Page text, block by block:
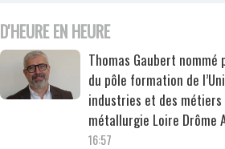
D'HEURE EN HEURE
Thomas Gaubert nommé
du pôle formation de
industries et des métiers
métallurgie Loire Drôme
16:57